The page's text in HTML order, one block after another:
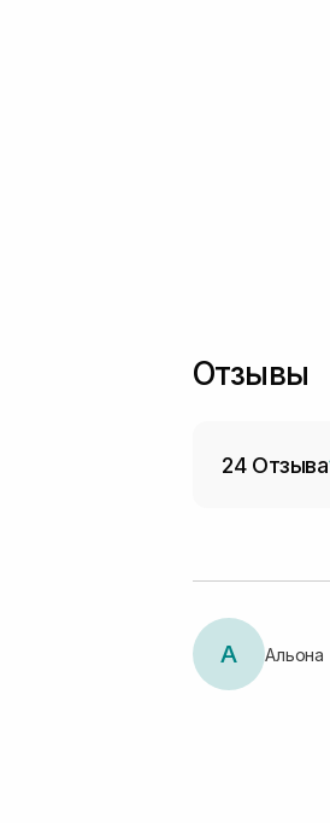
Отзывы
24 Отзыва
А Альона